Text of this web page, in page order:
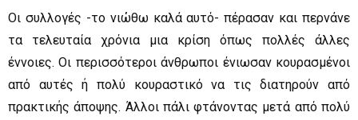
Οι συλλογές -το νιώθω καλά αυτό- πέρασαν και περνάνε
τα τελευταία χρόνια μια κρίση όπως πολλές άλλες
έννοιες. Οι περισσότεροι άνθρωποι ένιωσαν κουρασμένοι
από αυτές ή πολύ κουραστικό να τις διατηρούν από
πρακτικής άποψης. Άλλοι πάλι φτάνοντας μετά από πολύ